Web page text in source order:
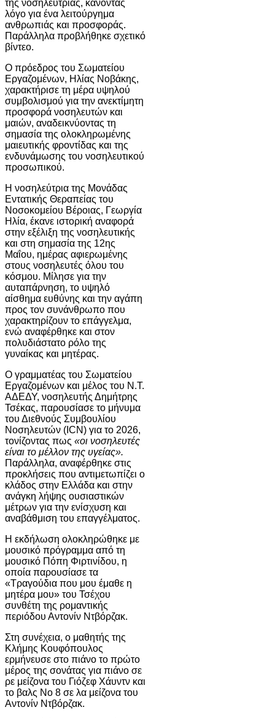
της νοσηλεύτριας, κάνοντας
λόγο για ένα λειτούργημα
ανθρωπιάς και προσφοράς.
Παράλληλα προβλήθηκε σχετικό
βίντεο.
Ο πρόεδρος του Σωματείου
Εργαζομένων, Ηλίας Νοβάκης,
χαρακτήρισε τη μέρα υψηλού
συμβολισμού για την ανεκτίμητη
προσφορά νοσηλευτών και
μαιών, αναδεικνύοντας τη
σημασία της ολοκληρωμένης
μαιευτικής φροντίδας και της
ενδυνάμωσης του νοσηλευτικού
προσωπικού.
Η νοσηλεύτρια της Μονάδας
Εντατικής Θεραπείας του
Νοσοκομείου Βέροιας, Γεωργία
Ηλία, έκανε ιστορική αναφορά
στην εξέλιξη της νοσηλευτικής
και στη σημασία της 12ης
Μαΐου, ημέρας αφιερωμένης
στους νοσηλευτές όλου του
κόσμου. Μίλησε για την
αυταπάρνηση, το υψηλό
αίσθημα ευθύνης και την αγάπη
προς τον συνάνθρωπο που
χαρακτηρίζουν το επάγγελμα,
ενώ αναφέρθηκε και στον
πολυδιάστατο ρόλο της
γυναίκας και μητέρας.
Ο γραμματέας του Σωματείου
Εργαζομένων και μέλος του Ν.Τ.
ΑΔΕΔΥ, νοσηλευτής Δημήτρης
Τσέκας, παρουσίασε το μήνυμα
του Διεθνούς Συμβουλίου
Νοσηλευτών (ICN) για το 2026,
τονίζοντας πως «οι νοσηλευτές
είναι το μέλλον της υγείας».
Παράλληλα, αναφέρθηκε στις
προκλήσεις που αντιμετωπίζει ο
κλάδος στην Ελλάδα και στην
ανάγκη λήψης ουσιαστικών
μέτρων για την ενίσχυση και
αναβάθμιση του επαγγέλματος.
Η εκδήλωση ολοκληρώθηκε με
μουσικό πρόγραμμα από τη
μουσικό Πόπη Φιρτινίδου, η
οποία παρουσίασε τα
«Τραγούδια που μου έμαθε η
μητέρα μου» του Τσέχου
συνθέτη της ρομαντικής
περιόδου Αντονίν Ντβόρζακ.
Στη συνέχεια, ο μαθητής της
Κλήμης Κουφόπουλος
ερμήνευσε στο πιάνο το πρώτο
μέρος της σονάτας για πιάνο σε
ρε μείζονα του Γιόζεφ Χάυντν και
το βαλς Νο 8 σε λα μείζονα του
Αντονίν Ντβόρζακ.